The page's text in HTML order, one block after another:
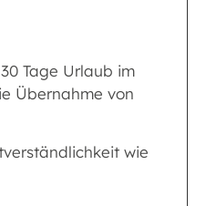
Tage Urlaub im
Übernahme von
wie